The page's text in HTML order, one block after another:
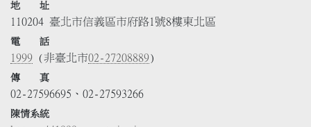
地 址
110204 臺北市信義區市府路1號8樓東北區
電 話
1999 (非臺北市02-27208889)
傳 真
02-27596695、02-27593266
陳情系統